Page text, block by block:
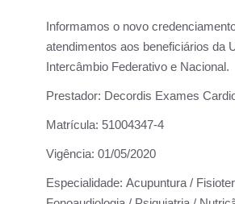
Informamos o novo
atendimentos aos beneficiários da
Intercâmbio Federativo e Nacional.
Prestador: Decordis Exames
Matrícula: 51004347-4
Vigência: 01/05/2020
Especialidade: Acupuntura /